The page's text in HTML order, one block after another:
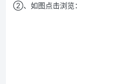
②、如图点击浏览：